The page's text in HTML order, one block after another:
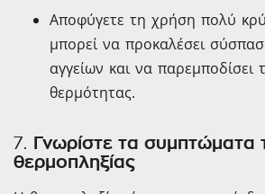
Αποφύγετε τη χρήση πολύ
μπορεί να προκαλέσει
αγγείων και να παρεμποδίσει
θερμότητας.
7.
Γνωρίστε τα συμπτώματα
θερμοπληξίας